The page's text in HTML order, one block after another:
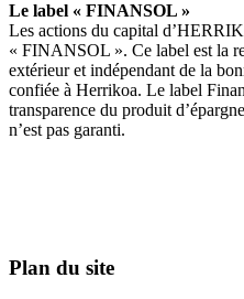
Le label « FINANSOL »
Les actions du capital
« FINANSOL ». Ce label est la
extérieur et indépendant de la
confiée à Herrikoa. Le label
transparence du produit
n’est pas garanti.
Plan du site